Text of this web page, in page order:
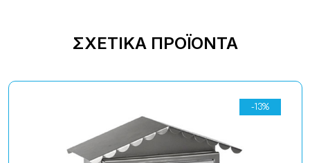
ΣΧΕΤΙΚΆ ΠΡΟΪΌΝΤΑ
-13%